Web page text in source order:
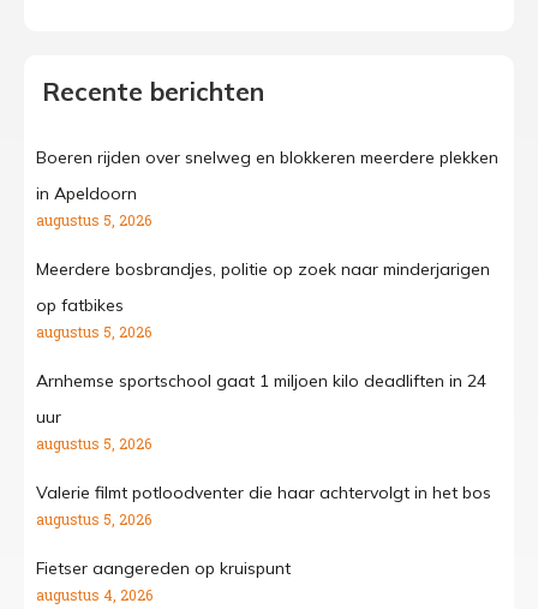
Recente berichten
Boeren rijden over snelweg en blokkeren meerdere plekken
in Apeldoorn
augustus 5, 2026
Meerdere bosbrandjes, politie op zoek naar minderjarigen
op fatbikes
augustus 5, 2026
Arnhemse sportschool gaat 1 miljoen kilo deadliften in 24
uur
augustus 5, 2026
Valerie filmt potloodventer die haar achtervolgt in het bos
augustus 5, 2026
Fietser aangereden op kruispunt
augustus 4, 2026